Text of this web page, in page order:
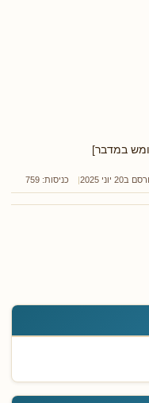
במדבר]
ב20 יוני 2025 כניסות: 759